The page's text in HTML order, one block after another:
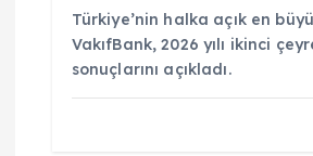
Türkiye’nin halka açık en
VakıfBank, 2026 yılı ikinci
sonuçlarını açıkladı.